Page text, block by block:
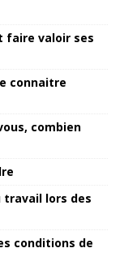
faire valoir ses
connaitre
combien
travail lors des
conditions de